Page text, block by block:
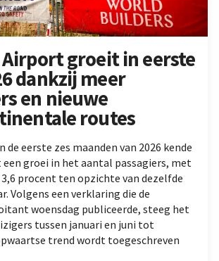
Airport groeit in eerste
dankzij meer
en nieuwe
routes
de eerste zes maanden van 2026 kende
groei in het aantal passagiers, met
procent ten opzichte van dezelfde
Volgens een verklaring die de
woensdag publiceerde, steeg het
tussen januari en juni tot
trend wordt toegeschreven